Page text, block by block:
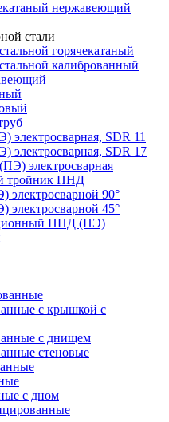
нержавеющий
стали
горячекатаный
калиброванный
SDR 11
SDR 17
электросварная
тройник ПНД
90°
45°
ПНД (ПЭ)
с крышкой с
с днищем
стеновые
с дном